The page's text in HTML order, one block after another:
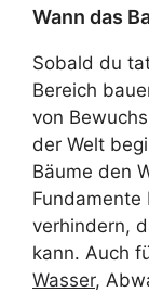
Wann das
Sobald du
Bereich
von
der Welt
Bäume den
verhindern,
kann. Auch
Wasser,